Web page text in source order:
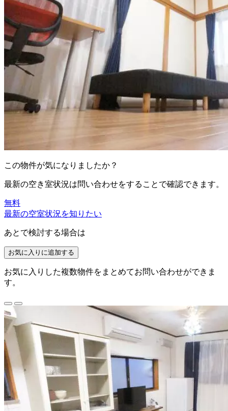
この物件が気になりましたか？
最新の空き室状況は問い合わせをすることで確認できます。
無料
最新の空室状況を知りたい
あとで検討する場合は
お気に入りに追加する
お気に入りした複数物件をまとめてお問い合わせができま
す。